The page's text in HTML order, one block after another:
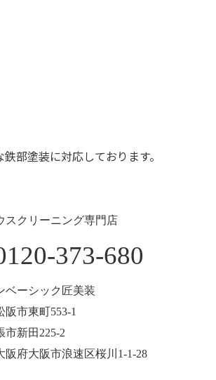
部塗装に対応しております。
スクリーニング専門店
373-680
ベーシック匠美装
市東町553-1
市新田225-2
阪府大阪市浪速区桜川1-1-28